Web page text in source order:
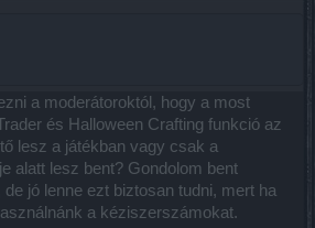
a moderátoroktól, hogy a most
és Halloween Crafting funkció az
lesz a játékban vagy csak a
alatt lesz bent? Gondolom bent
jó lenne ezt biztosan tudni, mert ha
a kéziszerszámokat.